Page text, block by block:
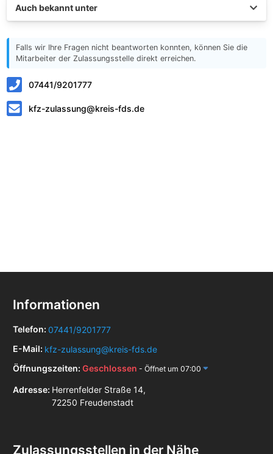
Auch bekannt unter
Falls wir Ihre Fragen nicht beantworten konnten, können Sie die
Mitarbeiter der Zulassungsstelle direkt erreichen.
07441/9201777
kfz-zulassung@kreis-fds.de
Informationen
Telefon: 07441/9201777
E-Mail: kfz-zulassung@kreis-fds.de
Öffnungszeiten: Geschlossen - Öffnet um 07:00
Adresse: Herrenfelder Straße 14,
72250 Freudenstadt
Zulassungsstellen in der Nähe